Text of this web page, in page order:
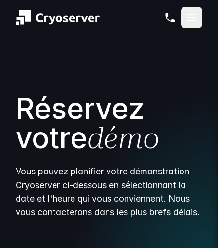
Réservez
votredémo
Vous pouvez planifier votre démonstration
Cryoserver ci-dessous en sélectionnant la
date et l'heure qui vous conviennent. Nous
vous contacterons dans les plus brefs délais.